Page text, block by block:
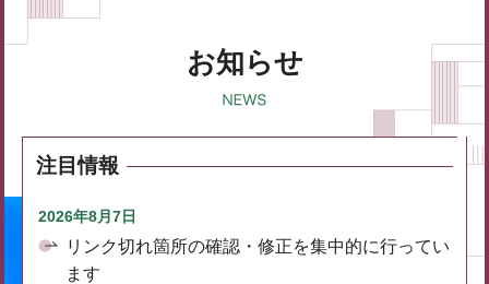
お知らせ
注目情報
2026年8月7日
リンク切れ箇所の確認・修正を集中的に行ってい
ます